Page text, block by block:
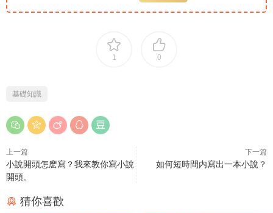
1 0
基礎知識
上一篇
小說開頭怎麽寫？我來教你寫小說
開頭。
下一篇
如何短時間内寫出一本小說？
猜你喜歡